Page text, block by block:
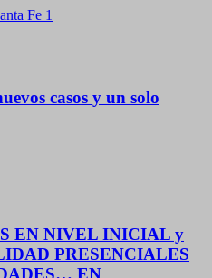
casos y un solo
EN NIVEL INICIAL y
PRESENCIALES